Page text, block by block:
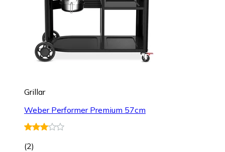
Grillar
Weber Performer Premium 57cm
(2)